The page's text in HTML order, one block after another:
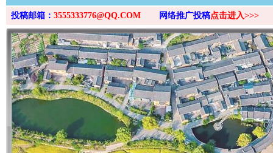
投稿邮箱： 3555333776@QQ.COM 网络推广投稿点击进入>>>